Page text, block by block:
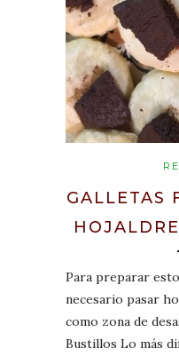
GALLETAS
Para preparar
necesario pasar
como zona de
Bustillos Lo más